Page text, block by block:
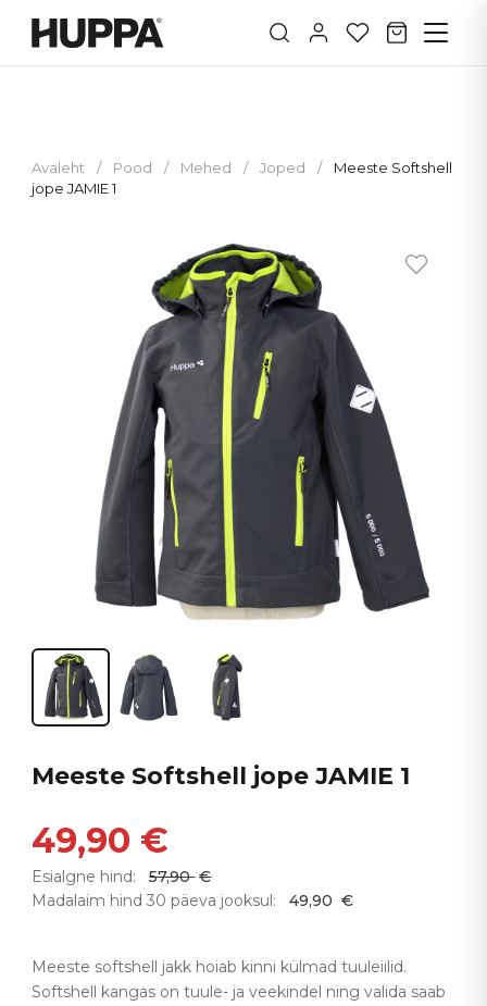
Avaleht / Pood / Mehed / Joped /
Meeste Softshell
jope JAMIE 1
Meeste Softshell jope JAMIE 1
49,90 €
Esialgne hind: 57,90 €
Madalaim hind 30 päeva jooksul:
49,90 €
Meeste softshell jakk hoiab kinni külmad tuuleiilid.
Softshell kangas on tuule- ja veekindel ning valida saab